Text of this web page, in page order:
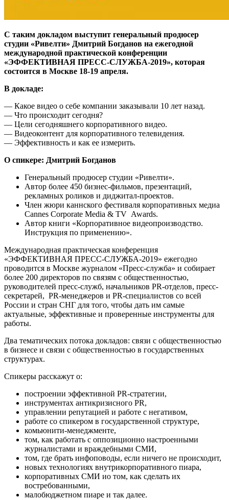
С таким докладом выступит генеральный продюсер
студии «Ривелти» Дмитрий Богданов на ежегодной
международной практической конференции
«ЭФФЕКТИВНАЯ ПРЕСС-СЛУЖБА-2019», которая
состоится в Москве 18-19 апреля.
В докладе:
— Какое видео о себе компании заказывали 10 лет назад.
— Что происходит сегодня?
— Цели сегодняшнего корпоративного видео.
— Видеоконтент для корпоративного телевидения.
— Эффективность и как ее измерить.
О спикере: Дмитрий Богданов
Генеральный продюсер студии «Ривелти».
Автор более 450 бизнес-фильмов, презентаций,
рекламных роликов и диджитал-проектов.
Член жюри каннского фестиваля корпоративных медиа
Cannes Corporate Media & TV Awards.
Автор книги «Корпоративное видеопроизводство.
Инструкция по применению».
Международная практическая конференция
«ЭФФЕКТИВНАЯ ПРЕСС-СЛУЖБА-2019» ежегодно
проводится в Москве журналом «Пресс-служба» и собирает
более 200 директоров по связям с общественностью,
руководителей пресс-служб, начальников PR-отделов, пресс-
секретарей, PR-менеджеров и PR-специалистов со всей
России и стран СНГ для того, чтобы дать им самые
актуальные, эффективные и проверенные инструменты для
работы.
Два тематических потока докладов: связи с общественностью
в бизнесе и связи с общественностью в государственных
структурах.
Спикеры расскажут о:
построении эффективной PR-стратегии,
инструментах антикризисного PR,
управлении репутацией и работе с негативом,
работе со спикером в государственной структуре,
комьюнити-менеджменте,
том, как работать с оппозиционно настроенными
журналистами и враждебными СМИ,
том, где брать инфоповоды, если ничего не происходит,
новых технологиях внутрикорпоративного пиара,
корпоративных СМИ ио том, как сделать их
востребованными,
малобюджетном пиаре и так далее.